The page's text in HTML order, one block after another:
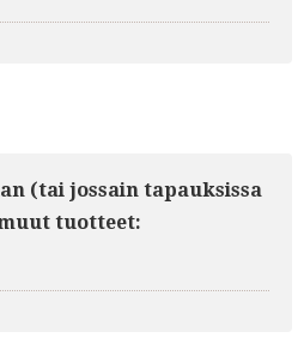
(tai jossain tapauksissa
tuotteet: